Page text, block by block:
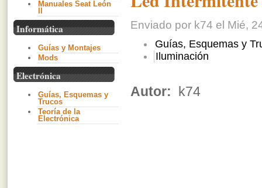
Manuales Seat León
Informática
Guías y Montajes
Mods
Electrónica
Guías, Esquemas y
Trucos
Teoría de la
Electrónica
Enviado por k74 el Mié,
Guías, Esquemas y
Iluminación
Autor: k74